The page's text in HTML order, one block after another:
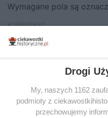
Wymagane pola są
KOMENTARZ
Drogi
My, naszych 1162
podmioty z
przechowujemy